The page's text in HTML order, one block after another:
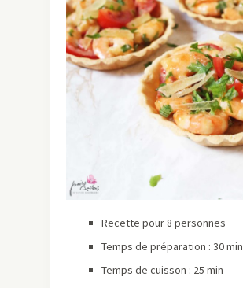
Recette pour 8 personnes
Temps de préparation : 30 min
Temps de cuisson : 25 min